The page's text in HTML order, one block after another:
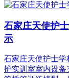
石家庄天使护
示
石家庄天使护士
护实训室室内设